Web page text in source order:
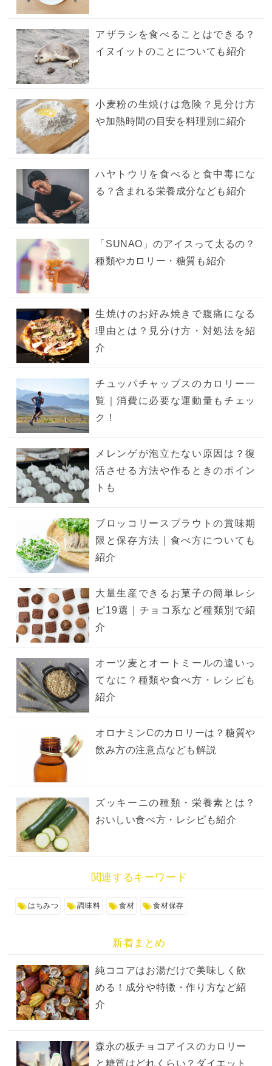
アザラシを食べることはできる？
イヌイットのことについても紹介
小麦粉の生焼けは危険？見分け方
や加熱時間の目安を料理別に紹介
ハヤトウリを食べると食中毒にな
る？含まれる栄養成分なども紹介
「SUNAO」のアイスって太るの？
種類やカロリー・糖質も紹介
生焼けのお好み焼きで腹痛になる
理由とは？見分け方・対処法を紹
介
チュッパチャップスのカロリー一
覧｜消費に必要な運動量もチェッ
ク！
メレンゲが泡立たない原因は？復
活させる方法や作るときのポイン
トも
ブロッコリースプラウトの賞味期
限と保存方法｜食べ方についても
紹介
大量生産できるお菓子の簡単レシ
ピ19選｜チョコ系など種類別で紹
介
オーツ麦とオートミールの違いっ
てなに？種類や食べ方・レシピも
紹介
オロナミンCのカロリーは？糖質や
飲み方の注意点なども解説
ズッキーニの種類・栄養素とは？
おいしい食べ方・レシピも紹介
関連するキーワード
はちみつ 調味料 食材 食材保存
新着まとめ
純ココアはお湯だけで美味しく飲
める！成分や特徴・作り方など紹
介
森永の板チョコアイスのカロリー
と糖質はどれくらい？ダイエット